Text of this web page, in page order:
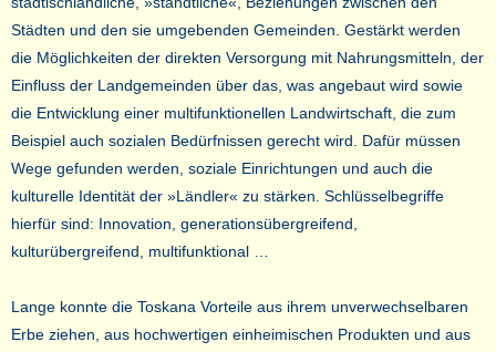
Städten und den sie umgebenden Gemeinden. Gestärkt werden
die Möglichkeiten der direkten Versorgung mit Nahrungsmitteln, der
Einfluss der Landgemeinden über das, was angebaut wird sowie
die Entwicklung einer multifunktionellen Landwirtschaft, die zum
Beispiel auch sozialen Bedürfnissen gerecht wird. Dafür müssen
Wege gefunden werden, soziale Einrichtungen und auch die
kulturelle Identität der »Ländler« zu stärken. Schlüsselbegriffe
hierfür sind: Innovation, generationsübergreifend,
kulturübergreifend, multifunktional …
Lange konnte die Toskana Vorteile aus ihrem unverwechselbaren
Erbe ziehen, aus hochwertigen einheimischen Produkten und aus